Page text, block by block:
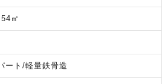
㎡
ート/軽量鉄骨造